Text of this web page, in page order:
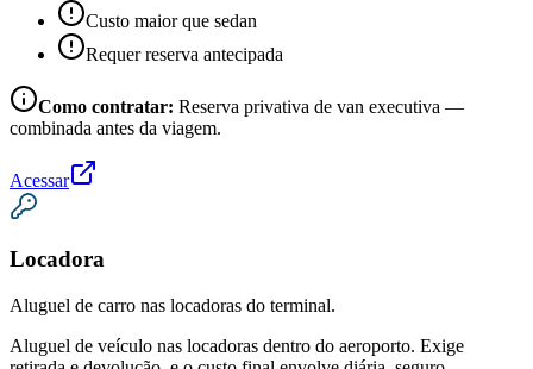
Custo maior que sedan
Requer reserva antecipada
Como contratar: Reserva privativa de van executiva —
combinada antes da viagem.
Acessar
Locadora
Aluguel de carro nas locadoras do terminal.
Aluguel de veículo nas locadoras dentro do aeroporto. Exige